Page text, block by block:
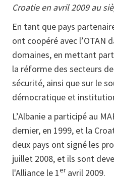
Croatie en avril 2009 au
En tant que pays
ont coopéré avec l’OTAN
domaines, en mettant
la réforme des secteurs
sécurité, ainsi que sur le
démocratique et
L’Albanie a participé au
dernier, en 1999, et la
deux pays ont signé les
juillet 2008, et ils sont
l'Alliance le 1eravril 2009.